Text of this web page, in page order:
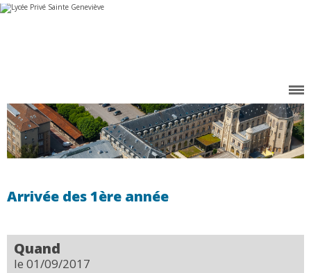
Aller
au
Outils
personnels
Arrivée des 1ère année
Quand
le 01/09/2017